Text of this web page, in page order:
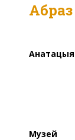
Анатацыя
Музей